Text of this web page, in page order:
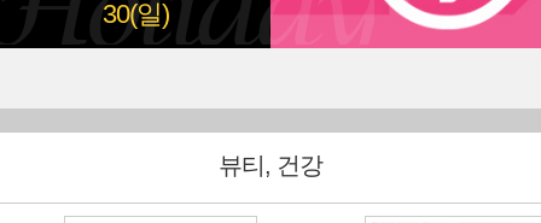
30(일)
뷰티, 건강